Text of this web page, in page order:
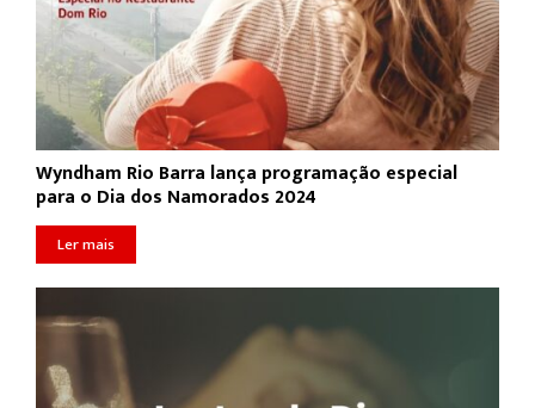
Wyndham Rio Barra lança programação especial
para o Dia dos Namorados 2024
Ler mais